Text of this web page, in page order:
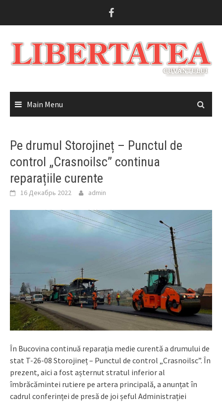
Main Menu
Pe drumul Storojineț ­– Punctul de
control „Crasnoilsc” continua
reparațiile curente
16 Декабрь 2022 admin
În Bucovina continuă reparația medie curentă a drumului de
stat T-26-08 Storojineț – Punctul de control „Crasnoilsc”. În
prezent, aici a fost așternut stratul inferior al
îmbrăcămintei rutiere pe artera principală, a anunțat în
cadrul conferinței de presă de joi șeful Administrației